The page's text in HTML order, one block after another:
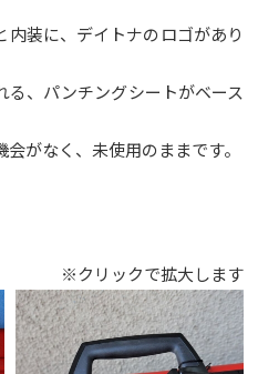
内装に、デイトナのロゴがあり
る、パンチングシートがベース
がなく、未使用のままです。
※クリックで拡大します